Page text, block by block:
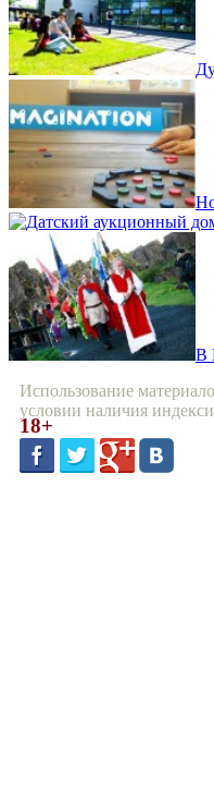
В
Использование
условии наличия
18+